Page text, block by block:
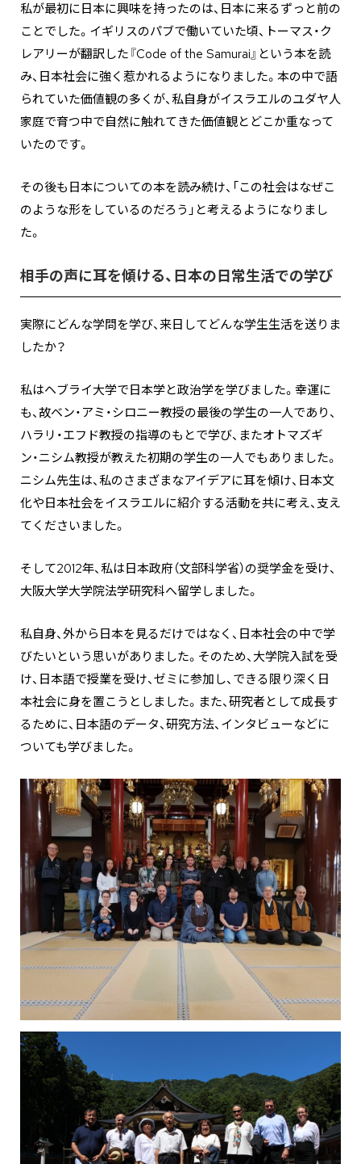
私が最初に日本に興味を持ったのは、日本に来るずっと前の
ことでした。イギリスのパブで働いていた頃、トーマス・ク
レアリーが翻訳した『Code of the Samurai』という本を読
み、日本社会に強く惹かれるようになりました。本の中で語
られていた価値観の多くが、私自身がイスラエルのユダヤ人
家庭で育つ中で自然に触れてきた価値観とどこか重なって
いたのです。
その後も日本についての本を読み続け、「この社会はなぜこ
のような形をしているのだろう」と考えるようになりまし
た。
相手の声に耳を傾ける、日本の日常生活での学び
実際にどんな学問を学び、来日してどんな学生生活を送りま
したか？
私はヘブライ大学で日本学と政治学を学びました。幸運に
も、故ベン・アミ・シロニー教授の最後の学生の一人であり、
ハラリ・エフド教授の指導のもとで学び、またオトマズギ
ン・ニシム教授が教えた初期の学生の一人でもありました。
ニシム先生は、私のさまざまなアイデアに耳を傾け、日本文
化や日本社会をイスラエルに紹介する活動を共に考え、支え
てくださいました。
そして2012年、私は日本政府（文部科学省）の奨学金を受け、
大阪大学大学院法学研究科へ留学しました。
私自身、外から日本を見るだけではなく、日本社会の中で学
びたいという思いがありました。そのため、大学院入試を受
け、日本語で授業を受け、ゼミに参加し、できる限り深く日
本社会に身を置こうとしました。また、研究者として成長す
るために、日本語のデータ、研究方法、インタビューなどに
ついても学びました。